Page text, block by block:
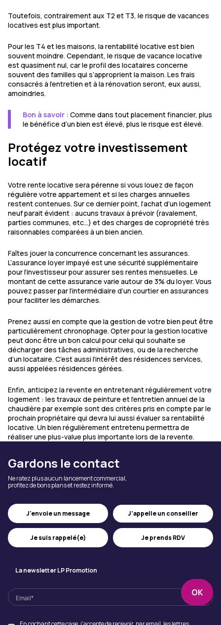
Toutefois, contrairement aux T2 et T3, le risque de vacances
locatives est plus important.
Pour les T4 et les maisons, la rentabilité locative est bien
souvent moindre. Cependant, le risque de vacance locative
est quasiment nul, car le profil des locataires concerne
souvent des familles qui s’approprient la maison. Les frais
consacrés à l’entretien et à la rénovation seront, eux aussi,
amoindries.
Bon à savoir : Comme dans tout placement financier, plus
le bénéfice d’un bien est élevé, plus le risque est élevé.
Protégez votre investissement
locatif
Votre rente locative sera pérenne si vous louez de façon
régulière votre appartement et si les charges annuelles
restent contenues. Sur ce dernier point, l’achat d’un logement
neuf parait évident : aucuns travaux à prévoir (ravalement,
parties communes, etc…) et des charges de copropriété très
raisonnables comparées à un bien ancien.
Faîtes jouer la concurrence concernant les assurances.
L’assurance loyer impayé est une sécurité supplémentaire
pour l’investisseur pour assurer ses rentes mensuelles. Le
montant de cette assurance varie autour de 3% du loyer. Vous
pouvez passer par l’intermédiaire d’un courtier en assurances
pour faciliter les démarches.
Prenez aussi en compte que la gestion de votre bien peut être
particulièrement chronophage. Opter pour la gestion locative
peut donc être un bon calcul pour celui qui souhaite se
décharger des tâches administratives, ou de la recherche
d’un locataire. C’est aussi l’intérêt des résidences services,
aussi appelées résidences gérées.
Enfin, anticipez la revente en entretenant régulièrement votre
logement : les travaux de peinture et l’entretien annuel de la
chaudière par exemple sont des critères pris en compte par le
prochain propriétaire qui devra lui aussi évaluer sa rentabilité
locative. Un bien régulièrement entretenu permettra de
réaliser une plus-value plus importante lors de la revente.
Gardons le contact
Ne ratez plus aucun lancement commercial,
profitez de bons plans et restez informé.
J'envoie un message J'appelle un conseiller
Je suis rappelé(e) Je prends RDV
La newsletter LP Promotion